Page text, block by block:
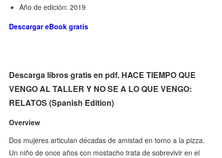
Año de edición: 2019
Descargar eBook gratis
Descarga libros gratis en pdf. HACE TIEMPO QUE
VENGO AL TALLER Y NO SE A LO QUE VENGO:
RELATOS (Spanish Edition)
Overview
Dos mujeres articulan décadas de amistad en torno a la pizza.
Un niño de once años con mostacho trata de sobrevivir en el